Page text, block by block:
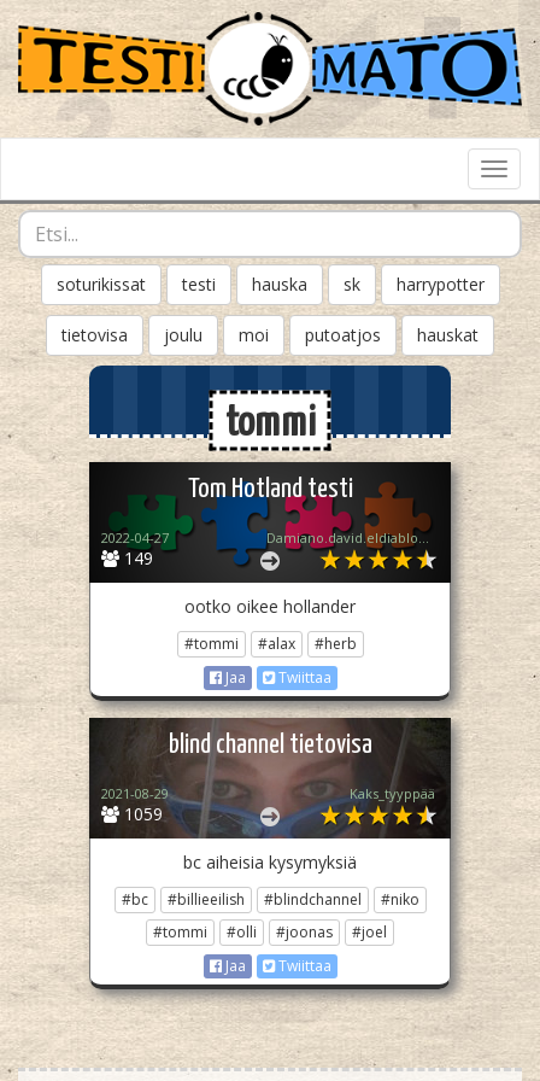
soturikissat testi hauska sk harrypotter
tietovisa joulu moi putoatjos hauskat
tommi
Tom Hotland testi
149
2022-04-27 Damiano.david.eldiablonen
ootko oikee hollander
#tommi #alax
#herb
Jaa
Twiittaa
blind channel tietovisa
1059
2021-08-29 Kaks_tyyppää
bc aiheisia kysymyksiä
#bc #billieeilish #blindchannel
#niko
#tommi
#olli #joonas
#joel
Jaa
Twiittaa